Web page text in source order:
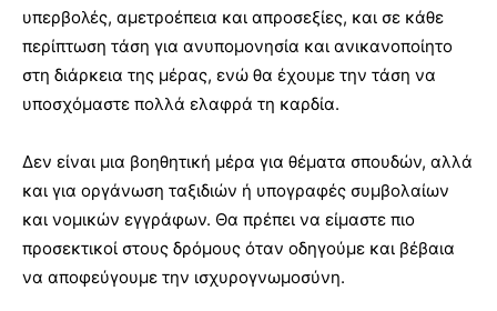
υπερβολές, αμετροέπεια και απροσεξίες, και σε κάθε
περίπτωση τάση για ανυπομονησία και ανικανοποίητο
στη διάρκεια της μέρας, ενώ θα έχουμε την τάση να
υποσχόμαστε πολλά ελαφρά τη καρδία.
Δεν είναι μια βοηθητική μέρα για θέματα σπουδών, αλλά
και για οργάνωση ταξιδιών ή υπογραφές συμβολαίων
και νομικών εγγράφων. Θα πρέπει να είμαστε πιο
προσεκτικοί στους δρόμους όταν οδηγούμε και βέβαια
να αποφεύγουμε την ισχυρογνωμοσύνη.